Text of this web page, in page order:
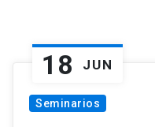
18 JUN
Seminarios